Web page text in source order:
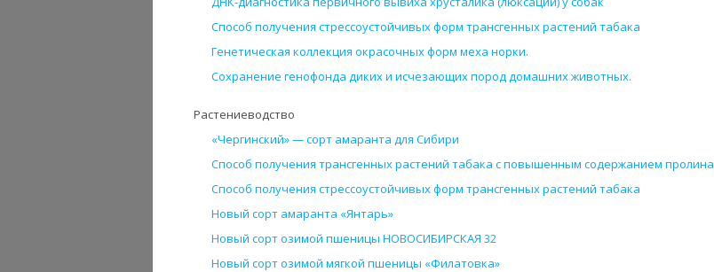
Способ получения стрессоустойчивых форм трансгенных растений табака
Генетическая коллекция окрасочных форм меха норки.
Сохранение генофонда диких и исчезающих пород домашних животных.
Растениеводство
«Чергинский» — сорт амаранта для Сибири
Способ получения трансгенных растений табака с повышенным содержанием пролина
Способ получения стрессоустойчивых форм трансгенных растений табака
Новый сорт амаранта «Янтарь»
Новый сорт озимой пшеницы НОВОСИБИРСКАЯ 32
Новый сорт озимой мягкой пшеницы «Филатовка»